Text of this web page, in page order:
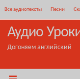
содержимому
Все аудиотексты Песни
Аудио
Догоняем английский